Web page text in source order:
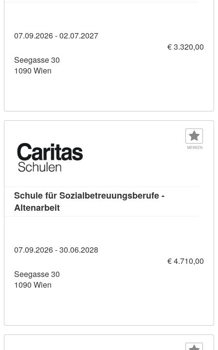
07.09.2026 - 02.07.2027
€ 3.320,00
Seegasse 30
1090 Wien
MERKEN
Schule für Sozialbetreuungsberufe -
AltenarbeitKursdetail: Schule für
07.09.2026 - 30.06.2028
€ 4.710,00
Seegasse 30
1090 Wien